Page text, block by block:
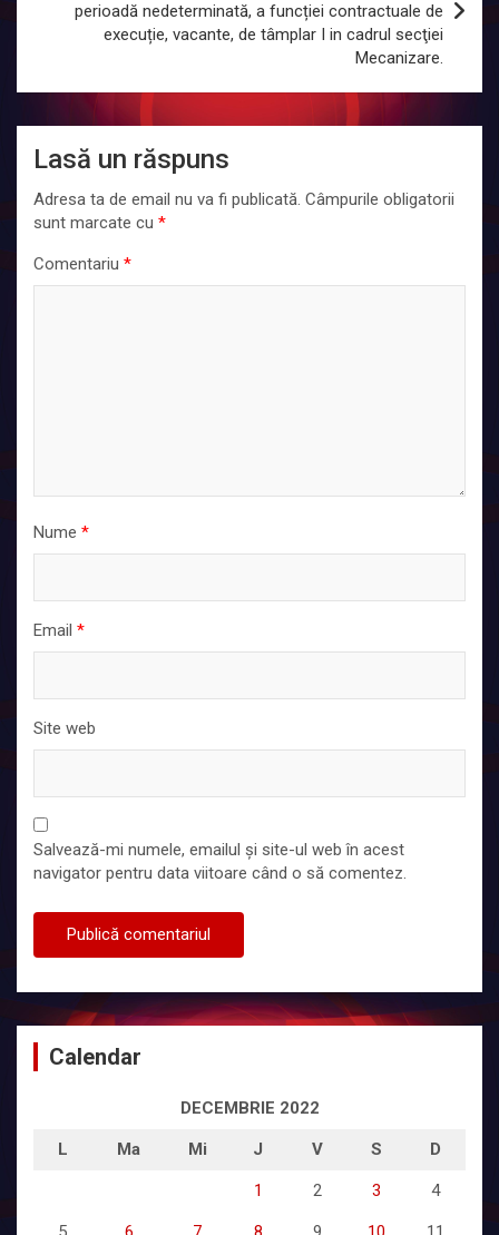
perioadă nedeterminată, a funcției contractuale de
execuție, vacante, de tâmplar I in cadrul secţiei
Mecanizare.
Lasă un răspuns
Adresa ta de email nu va fi publicată. Câmpurile obligatorii
sunt marcate cu *
Comentariu *
Nume *
Email *
Site web
Salvează-mi numele, emailul și site-ul web în acest
navigator pentru data viitoare când o să comentez.
Calendar
DECEMBRIE 2022
L Ma Mi J V S D
1 2 3 4